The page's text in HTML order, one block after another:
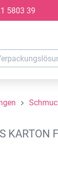
springen
5803 39
KARTON